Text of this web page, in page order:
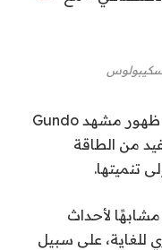
وُلد Discipulus قبل فترة طويلة من ظهور مشهد Gundo
من الطاقة
تنميتها.
في بعض النواحي، يبدو Discipulus مشابهًا لأحداث
للغاية، على سبيل